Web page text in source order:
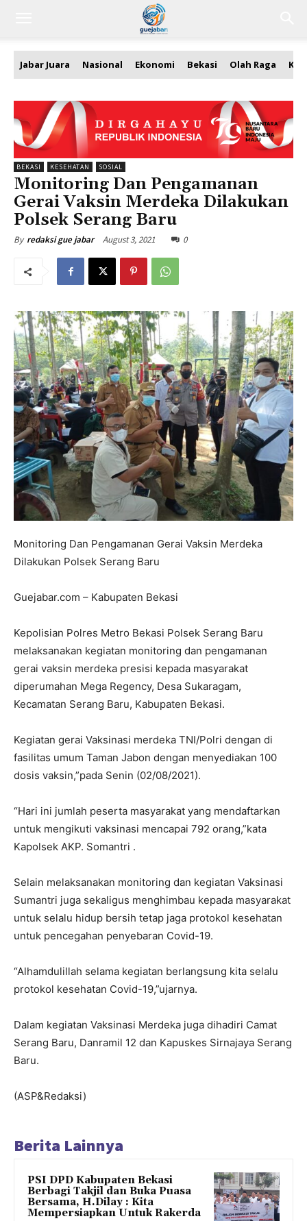
Jabar Juara Nasional Ekonomi Bekasi Olah Raga
BEKASI KESEHATAN SOSIAL
Monitoring Dan Pengamanan
Gerai Vaksin Merdeka Dilakukan
Polsek Serang Baru
By redaksi gue jabar August 3, 2021 0
Monitoring Dan Pengamanan Gerai Vaksin Merdeka
Dilakukan Polsek Serang Baru
Guejabar.com – Kabupaten Bekasi
Kepolisian Polres Metro Bekasi Polsek Serang Baru
melaksanakan kegiatan monitoring dan pengamanan
gerai vaksin merdeka presisi kepada masyarakat
diperumahan Mega Regency, Desa Sukaragam,
Kecamatan Serang Baru, Kabupaten Bekasi.
Kegiatan gerai Vaksinasi merdeka TNI/Polri dengan di
fasilitas umum Taman Jabon dengan menyediakan 100
dosis vaksin,”pada Senin (02/08/2021).
“Hari ini jumlah peserta masyarakat yang mendaftarkan
untuk mengikuti vaksinasi mencapai 792 orang,”kata
Kapolsek AKP. Somantri .
Selain melaksanakan monitoring dan kegiatan Vaksinasi
Sumantri juga sekaligus menghimbau kepada masyarakat
untuk selalu hidup bersih tetap jaga protokol kesehatan
untuk pencegahan penyebaran Covid-19.
“Alhamdulillah selama kegiatan berlangsung kita selalu
protokol kesehatan Covid-19,”ujarnya.
Dalam kegiatan Vaksinasi Merdeka juga dihadiri Camat
Serang Baru, Danramil 12 dan Kapuskes Sirnajaya Serang
Baru.
(ASP&Redaksi)
Berita Lainnya
PSI DPD Kabupaten Bekasi
Berbagi Takjil dan Buka Puasa
Bersama, H.Dilay : Kita
Mempersiapkan Untuk Rakerda